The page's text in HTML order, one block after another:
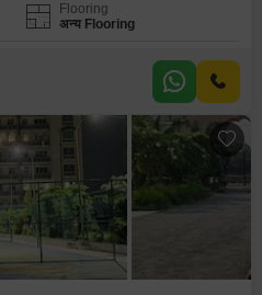
Flooring
अन्य Flooring